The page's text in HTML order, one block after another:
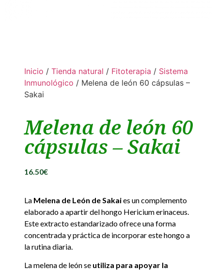
Inicio / Tienda natural / Fitoterapia / Sistema
Inmunológico / Melena de león 60 cápsulas –
Sakai
Melena de león 60
cápsulas – Sakai
16.50€
La Melena de León de Sakaies un complemento
elaborado a apartir del hongo Hericium erinaceus.
Este extracto estandarizado ofrece una forma
concentrada y práctica de incorporar este hongo a
la rutina diaria.
La melena de león se utiliza para apoyar la